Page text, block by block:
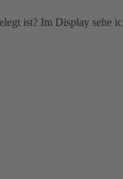
ist? Im Display sehe